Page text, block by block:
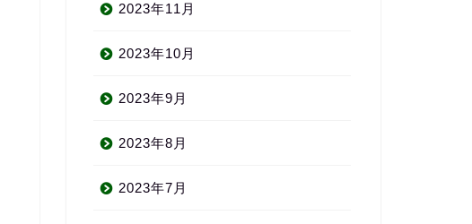
2023年11月
2023年10月
2023年9月
2023年8月
2023年7月